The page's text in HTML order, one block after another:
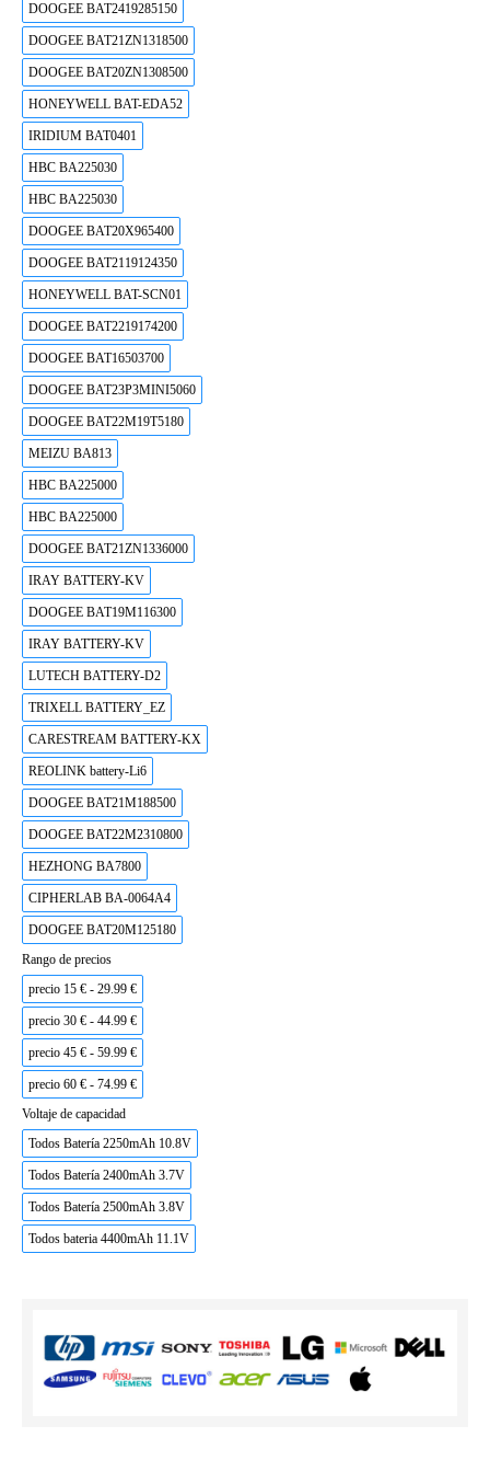
DOOGEE BAT2419285150
DOOGEE BAT21ZN1318500
DOOGEE BAT20ZN1308500
HONEYWELL BAT-EDA52
IRIDIUM BAT0401
HBC BA225030
HBC BA225030
DOOGEE BAT20X965400
DOOGEE BAT2119124350
HONEYWELL BAT-SCN01
DOOGEE BAT2219174200
DOOGEE BAT16503700
DOOGEE BAT23P3MINI5060
DOOGEE BAT22M19T5180
MEIZU BA813
HBC BA225000
HBC BA225000
DOOGEE BAT21ZN1336000
IRAY BATTERY-KV
DOOGEE BAT19M116300
IRAY BATTERY-KV
LUTECH BATTERY-D2
TRIXELL BATTERY_EZ
CARESTREAM BATTERY-KX
REOLINK battery-Li6
DOOGEE BAT21M188500
DOOGEE BAT22M2310800
HEZHONG BA7800
CIPHERLAB BA-0064A4
DOOGEE BAT20M125180
Rango de precios
precio 15 € - 29.99 €
precio 30 € - 44.99 €
precio 45 € - 59.99 €
precio 60 € - 74.99 €
Voltaje de capacidad
Todos Batería 2250mAh 10.8V
Todos Batería 2400mAh 3.7V
Todos Batería 2500mAh 3.8V
Todos bateria 4400mAh 11.1V